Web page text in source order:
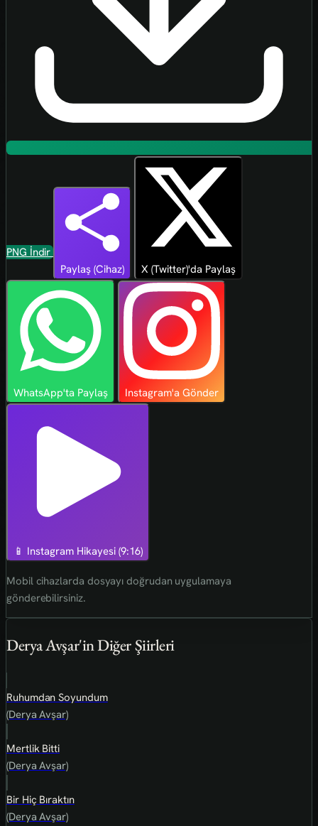
PNG İndir
Paylaş (Cihaz)
X (Twitter)'da Paylaş
WhatsApp'ta Paylaş Instagram'a Gönder
📱 Instagram Hikayesi (9:16)
Mobil cihazlarda dosyayı doğrudan uygulamaya
gönderebilirsiniz.
Derya Avşar'in Diğer Şiirleri
Ruhumdan Soyundum
(Derya Avşar)
Mertlik Bitti
(Derya Avşar)
Bir Hiç Bıraktın
(Derya Avşar)